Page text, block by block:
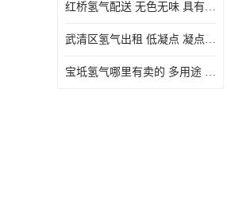
红桥氢气配送 无色无味 具有较低的密度
武清区氢气出租 低凝点 凝点为-259
宝坻氢气哪里有卖的 多用途 可以在空气中上升